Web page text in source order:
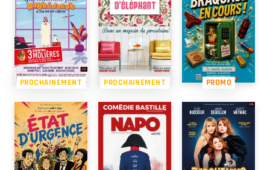
PROCHAINEMENT PROCHAINEMENT PROMO